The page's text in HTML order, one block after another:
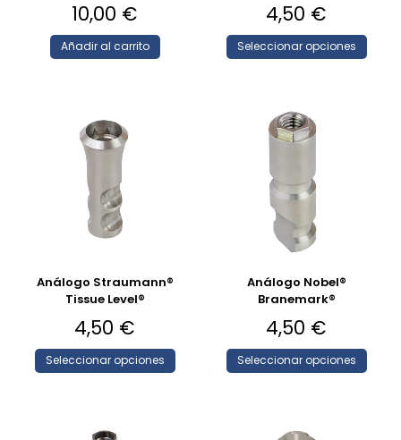
10,00 €
Añadir al carrito
4,50 €
Seleccionar opciones
Análogo Straumann®
Tissue Level®
4,50 €
Seleccionar opciones
Análogo Nobel®
Branemark®
4,50 €
Seleccionar opciones